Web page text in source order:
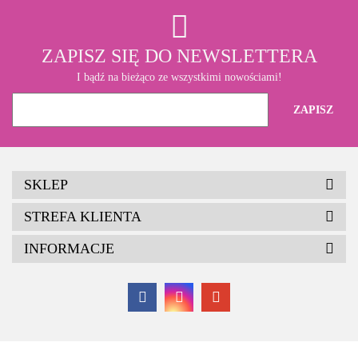
ZAPISZ SIĘ DO NEWSLETTERA
I bądź na bieżąco ze wszystkimi nowościami!
SKLEP
STREFA KLIENTA
INFORMACJE